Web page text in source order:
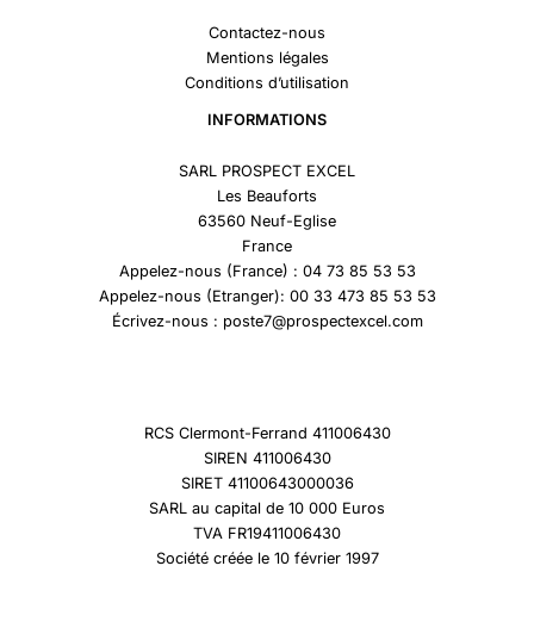
Contactez-nous
Mentions légales
Conditions d’utilisation
INFORMATIONS
SARL PROSPECT EXCEL
Les Beauforts
63560 Neuf-Eglise
France
Appelez-nous (France) : 04 73 85 53 53
Appelez-nous (Etranger): 00 33 473 85 53 53
Écrivez-nous : poste7@prospectexcel.com
RCS Clermont-Ferrand 411006430
SIREN 411006430
SIRET 41100643000036
SARL au capital de 10 000 Euros
TVA FR19411006430
Société créée le 10 février 1997